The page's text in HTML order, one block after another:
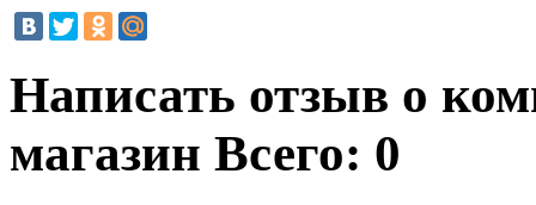
Написать отзыв о
магазин Всего: 0